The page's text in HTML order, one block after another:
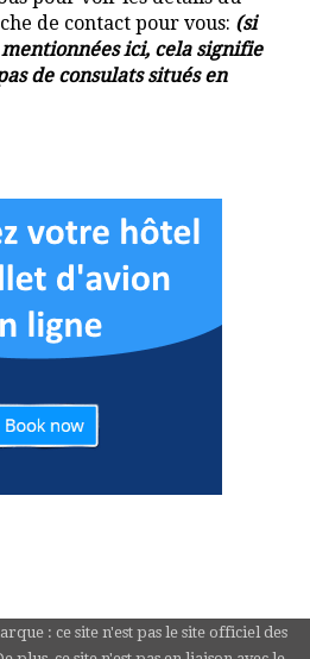
de contact pour vous: (si
ici, cela signifie
de consulats situés en
: ce site n'est pas le site officiel des